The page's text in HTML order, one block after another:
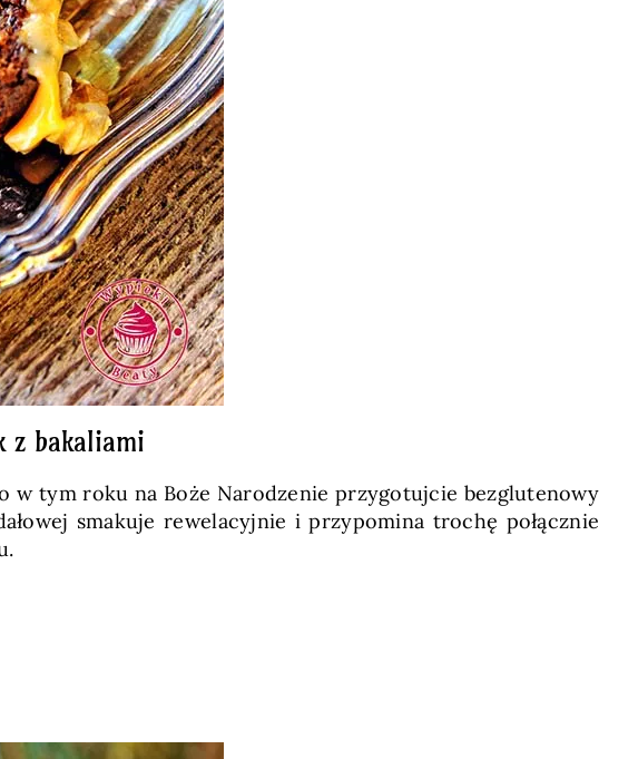
z bakaliami
w tym roku na Boże Narodzenie przygotujcie bezglutenowy
smakuje rewelacyjnie i przypomina trochę połącznie